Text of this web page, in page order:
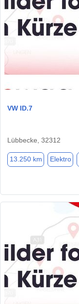
VW ID.7
Lübbecke, 32312
13.250 km Elektro